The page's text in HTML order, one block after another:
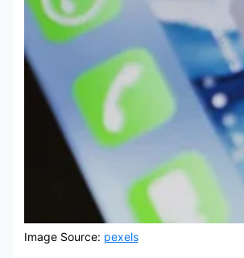
Image Source: pexels